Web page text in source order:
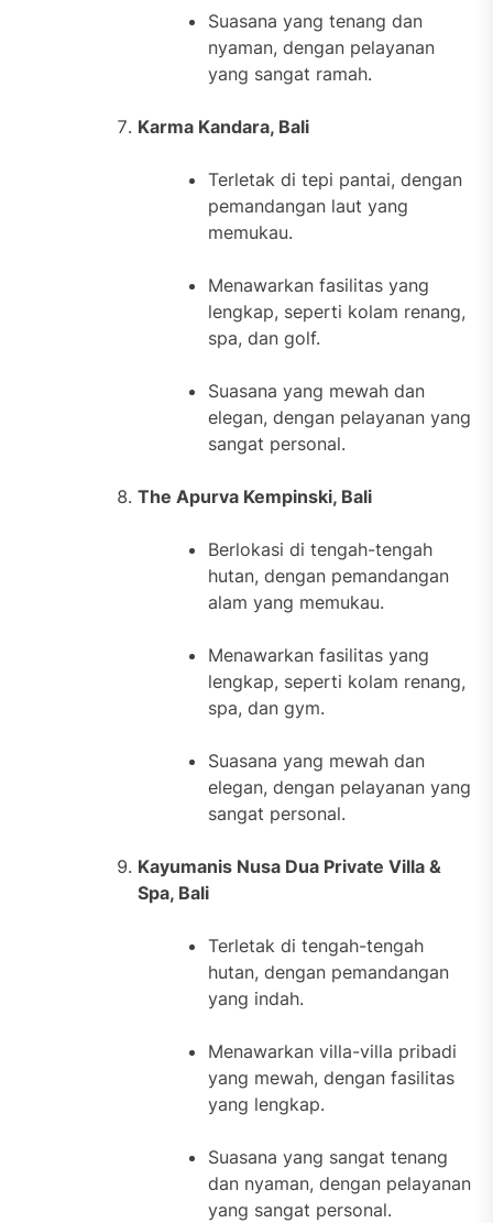
Suasana yang tenang dan
nyaman, dengan pelayanan
yang sangat ramah.
Karma Kandara, Bali
Terletak di tepi pantai, dengan
pemandangan laut yang
memukau.
Menawarkan fasilitas yang
lengkap, seperti kolam renang,
spa, dan golf.
Suasana yang mewah dan
elegan, dengan pelayanan yang
sangat personal.
The Apurva Kempinski, Bali
Berlokasi di tengah-tengah
hutan, dengan pemandangan
alam yang memukau.
Menawarkan fasilitas yang
lengkap, seperti kolam renang,
spa, dan gym.
Suasana yang mewah dan
elegan, dengan pelayanan yang
sangat personal.
Kayumanis Nusa Dua Private Villa &
Spa, Bali
Terletak di tengah-tengah
hutan, dengan pemandangan
yang indah.
Menawarkan villa-villa pribadi
yang mewah, dengan fasilitas
yang lengkap.
Suasana yang sangat tenang
dan nyaman, dengan pelayanan
yang sangat personal.